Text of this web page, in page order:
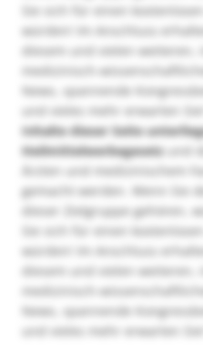
Sie sich für einen
würden! Im Anschluss
diesem und vielen weiteren,
medizinisch-
News, spannende
und vieles mehr erwarten
Inhalte dieser Seite
Heilmittelwerbegesetzund
Ärzten und medizinischem
gemacht werden. Wenn Sie
dieser Zielgruppe gehören,
Sie sich für einen
würden! Im Anschluss
diesem und vielen weiteren,
medizinisch-
News, spannende
und vieles mehr erwarten